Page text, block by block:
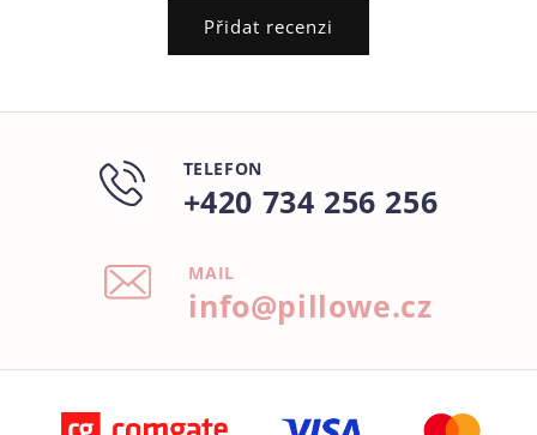
Přidat recenzi
TELEFON
+420 734 256 256
MAIL
info@pillowe.cz